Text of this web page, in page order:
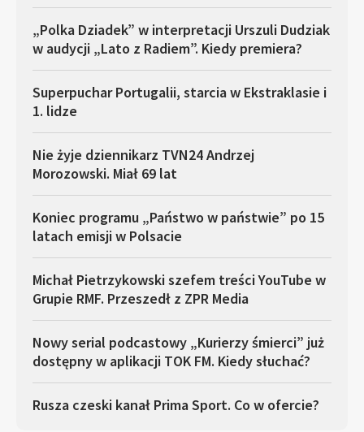
„Polka Dziadek” w interpretacji Urszuli Dudziak
w audycji „Lato z Radiem”. Kiedy premiera?
Superpuchar Portugalii, starcia w Ekstraklasie i
1. lidze
Nie żyje dziennikarz TVN24 Andrzej
Morozowski. Miał 69 lat
Koniec programu „Państwo w państwie” po 15
latach emisji w Polsacie
Michał Pietrzykowski szefem treści YouTube w
Grupie RMF. Przeszedł z ZPR Media
Nowy serial podcastowy „Kurierzy śmierci” już
dostępny w aplikacji TOK FM. Kiedy słuchać?
Rusza czeski kanał Prima Sport. Co w ofercie?